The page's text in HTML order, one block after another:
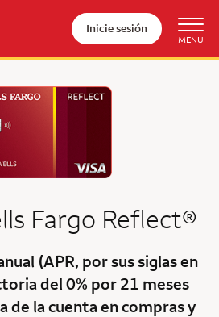
Inicie sesión
Fargo Reflect®
(APR, por sus siglas en
del 0% por 21 meses
de la cuenta en compras y